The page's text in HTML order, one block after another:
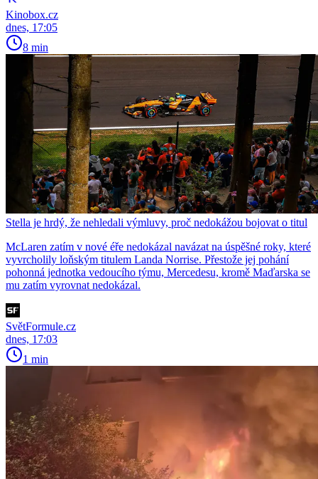
Kinobox.cz
dnes, 17:05
8 min
Stella je hrdý, že nehledali výmluvy, proč nedokážou bojovat o titul
McLaren zatím v nové éře nedokázal navázat na úspěšné roky, které
vyvrcholily loňským titulem Landa Norrise. Přestože jej pohání
pohonná jednotka vedoucího týmu, Mercedesu, kromě Maďarska se
mu zatím vyrovnat nedokázal.
SvětFormule.cz
dnes, 17:03
1 min